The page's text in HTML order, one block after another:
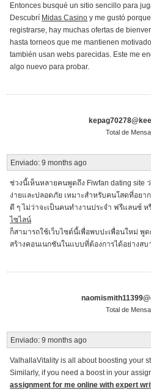
Entonces busqué un sitio sencillo para
Descubrí Midas Casino y me gustó
registrarse, hay muchas ofertas de
hasta torneos que me mantienen
también usan webs parecidas. Este me
algo nuevo para probar.
Total de
Enviado: 9 months ago
ช่วงนี้เห็นหลายคนพูดถึง Fiwfan dating site
ง่ายและปลอดภัย เหมาะสำหรับคนโสดที่อยา
ดี ๆ ไม่ว่าจะเป็นคนทำงานประจำ ฟรีแลนซ์
ไซไลน์
ก็สามารถใช้เว็บไซต์นี้เพื่อพบปะเพื่อนใหม่ พู
สร้างคอนเนกชันในแบบที่ต้องการได้อย่างสบ
Total de
Enviado: 9 months ago
ValhallaVitality is all about boosting your
Similarly, if you need a boost in your
assignment for me online with expert